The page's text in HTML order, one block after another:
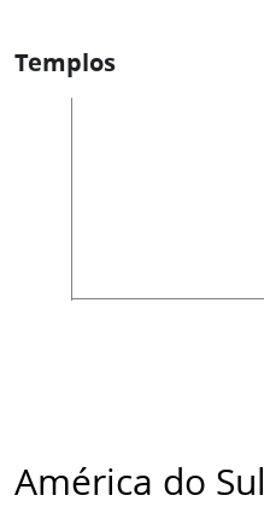
Templos
América do Sul